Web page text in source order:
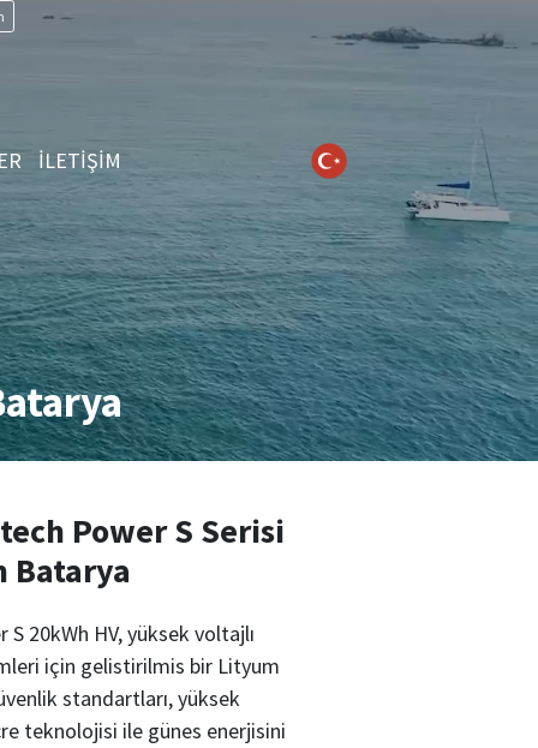
İLETİŞİM
Power S Serisi
Batarya
20kWh HV, yüksek voltajlı
için gelistirilmis bir Lityum
standartları, yüksek
teknolojisi ile günes enerjisini